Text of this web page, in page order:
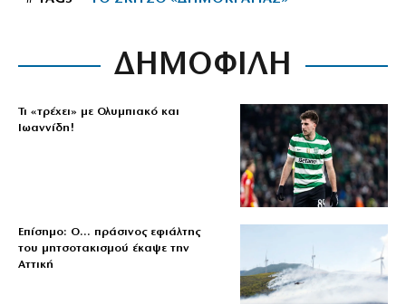
ΔΗΜΟΦΙΛΗ
Τι «τρέχει» με Ολυμπιακό και
Ιωαννίδη!
Επίσημο: Ο… πράσινος εφιάλτης
του μητσοτακισμού έκαψε την
Αττική